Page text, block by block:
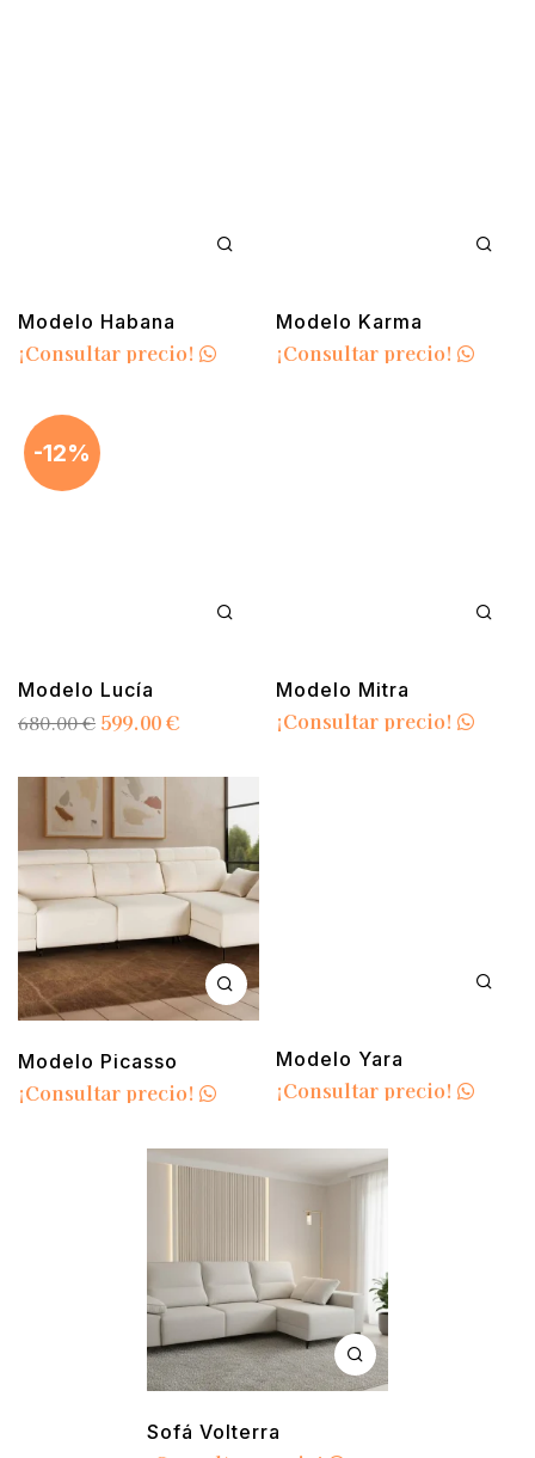
Modelo Habana
¡Consultar precio!
Modelo Karma
¡Consultar precio!
-12%
Modelo Lucía
680.00€ 599.00€
Modelo Mitra
¡Consultar precio!
Modelo Picasso
¡Consultar precio!
Modelo Yara
¡Consultar precio!
Sofá Volterra